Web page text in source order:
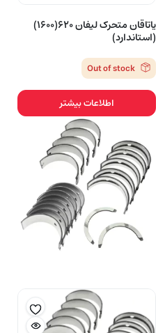
یاتاقان متحرک لیفان ۶۲۰(۱۶۰۰)
(استاندارد)
Out of stock
اطلاعات بیشتر